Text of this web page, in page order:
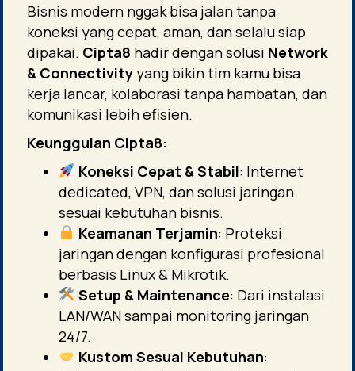
Bisnis modern nggak bisa jalan tanpa
koneksi yang cepat, aman, dan selalu siap
dipakai. Cipta8 hadir dengan solusi Network
& Connectivity yang bikin tim kamu bisa
kerja lancar, kolaborasi tanpa hambatan, dan
komunikasi lebih efisien.
Keunggulan Cipta8:
Koneksi Cepat & Stabil: Internet
dedicated, VPN, dan solusi jaringan
sesuai kebutuhan bisnis.
Keamanan Terjamin: Proteksi
jaringan dengan konfigurasi profesional
berbasis Linux & Mikrotik.
Setup & Maintenance: Dari instalasi
LAN/WAN sampai monitoring jaringan
24/7.
Kustom Sesuai Kebutuhan: